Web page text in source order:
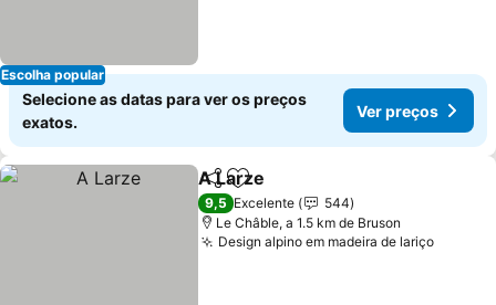
Escolha popular
Selecione as datas para ver os preços
exatos.
Ver preços
PartilharAdicionar aos favoritos
A Larze
9,5 Excelente
544
Le Châble, a 1.5 km de Bruson
Design alpino em madeira de lariço